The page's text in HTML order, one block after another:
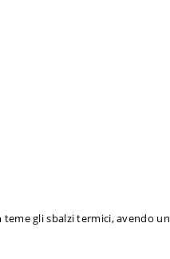
gli sbalzi termici, avendo un